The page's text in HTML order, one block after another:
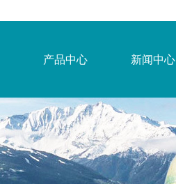
产品中心 新闻中心